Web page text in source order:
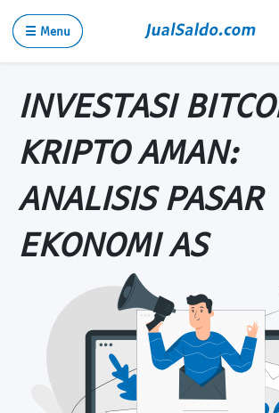
☰ Menu
INVESTASI
KRIPTO AMAN:
ANALISIS PASAR
EKONOMI AS